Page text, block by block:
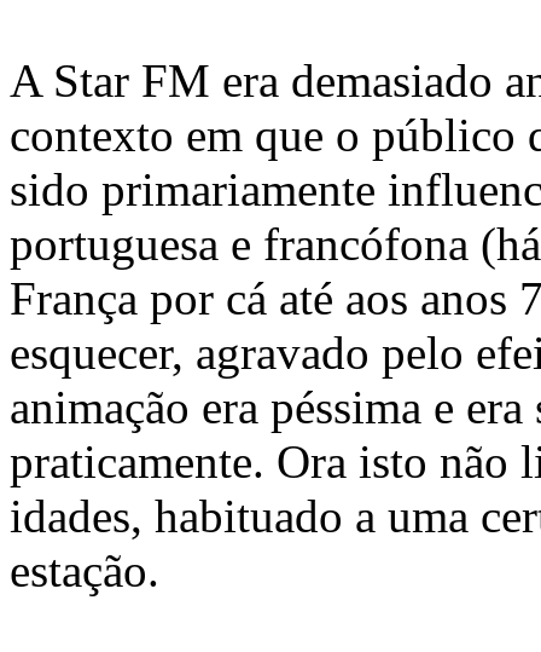
A Star FM era demasiado
contexto em que o público
sido primariamente
portuguesa e francófona
França por cá até aos anos
esquecer, agravado pelo
animação era péssima e
praticamente. Ora isto não
idades, habituado a uma
estação.